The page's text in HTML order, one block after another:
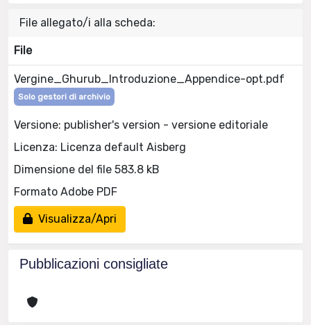
File allegato/i alla scheda:
File
Vergine_Ghurub_Introduzione_Appendice-opt.pdf
Solo gestori di archivio
Versione: publisher's version - versione editoriale
Licenza: Licenza default Aisberg
Dimensione del file 583.8 kB
Formato Adobe PDF
Visualizza/Apri
Pubblicazioni consigliate